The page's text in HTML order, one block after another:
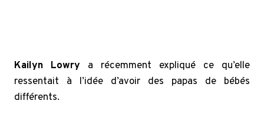
Kailyn Lowry a récemment expliqué ce qu’elle
ressentait à l’idée d’avoir des papas de bébés
différents.